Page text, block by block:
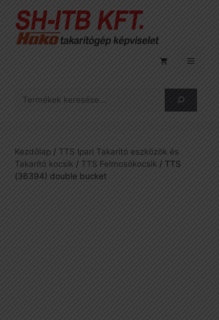
tartalomba
Menü
Kezdőlap / TTS Ipari Takarító eszközök és
Takarító kocsik / TTS Felmosókocsik / TTS
(36394) double bucket